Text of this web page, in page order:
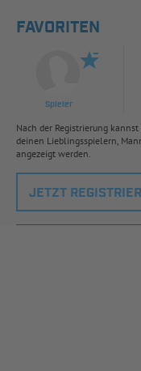
FAVORITEN
Spieler
Nach der Registrierung
deinen Lieblingsspielern,
angezeigt werden.
JETZT